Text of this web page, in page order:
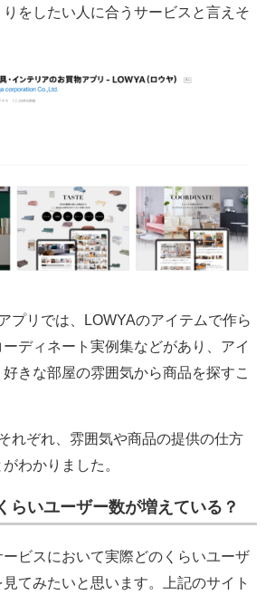
をしたい人に合うサービスと言えそ
プリでは、LOWYAのアイテムで作ら
ディネート実例集などがあり、アイ
きな部屋の雰囲気から商品を探すこ
れぞれ、雰囲気や商品の提供の仕方
わかりました。
らいユーザー数が増えている？
ビスにおいて実際どのくらいユーザ
てみたいと思います。上記のサイト